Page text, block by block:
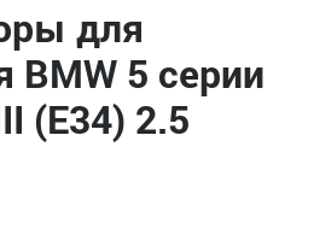
для
BMW 5 серии
(E34) 2.5